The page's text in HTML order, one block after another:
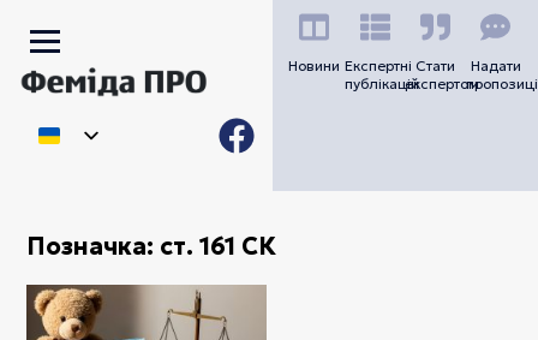
Новини Експертні
публікацій
Стати
експертом
Надати
Позначка: ст. 161 СК